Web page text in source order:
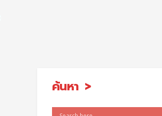
ค้นหา